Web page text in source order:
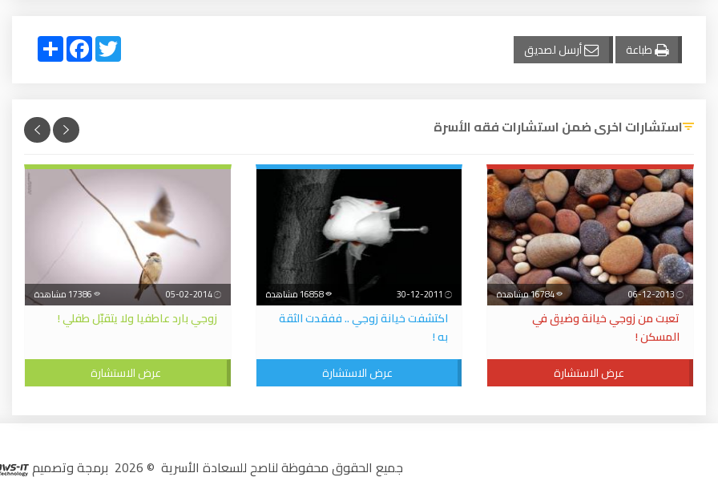
طباعة أرسل لصديق Share
FacebookTwitter
استشارات اخرى ضمن استشارات فقه الأسرة
06-12-2013 16784 مشاهدة
تعبت من زوجي خيانة وضيق في
المسكن !
عرض الاستشارة
30-12-2011 16858 مشاهدة
اكتشفت خيانة زوجي .. ففقدت الثقة
به !
عرض الاستشارة
05-02-2014 17386 مشاهدة
زوجي بارد عاطفيا ولا يتقبّل طفلي !
عرض الاستشارة
جميع الحقوق محفوظة لناصح للسعادة الأسرية © 2026 برمجة وتصميم